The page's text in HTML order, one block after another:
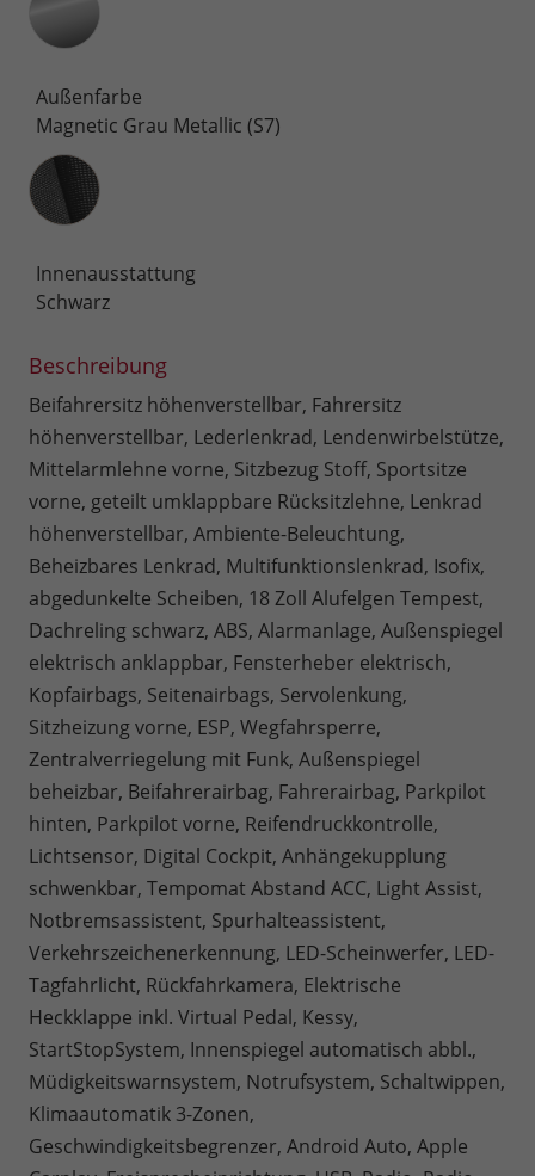
Außenfarbe
Magnetic Grau Metallic (S7)
Innenausstattung
Innenausstattung
Schwarz
Beschreibung
Beifahrersitz höhenverstellbar, Fahrersitz
höhenverstellbar, Lederlenkrad, Lendenwirbelstütze,
Mittelarmlehne vorne, Sitzbezug Stoff, Sportsitze
vorne, geteilt umklappbare Rücksitzlehne, Lenkrad
höhenverstellbar, Ambiente-Beleuchtung,
Beheizbares Lenkrad, Multifunktionslenkrad, Isofix,
abgedunkelte Scheiben, 18 Zoll Alufelgen Tempest,
Dachreling schwarz, ABS, Alarmanlage, Außenspiegel
elektrisch anklappbar, Fensterheber elektrisch,
Kopfairbags, Seitenairbags, Servolenkung,
Sitzheizung vorne, ESP, Wegfahrsperre,
Zentralverriegelung mit Funk, Außenspiegel
beheizbar, Beifahrerairbag, Fahrerairbag, Parkpilot
hinten, Parkpilot vorne, Reifendruckkontrolle,
Lichtsensor, Digital Cockpit, Anhängekupplung
schwenkbar, Tempomat Abstand ACC, Light Assist,
Notbremsassistent, Spurhalteassistent,
Verkehrszeichenerkennung, LED-Scheinwerfer, LED-
Tagfahrlicht, Rückfahrkamera, Elektrische
Heckklappe inkl. Virtual Pedal, Kessy,
StartStopSystem, Innenspiegel automatisch abbl.,
Müdigkeitswarnsystem, Notrufsystem, Schaltwippen,
Klimaautomatik 3-Zonen,
Geschwindigkeitsbegrenzer, Android Auto, Apple